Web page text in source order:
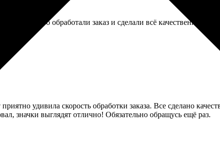
быстро обработали заказ и сделали всё качественно.
удивила скорость обработки заказа. Все сделано
значки выглядят отлично! Обязательно обращусь ещё раз.